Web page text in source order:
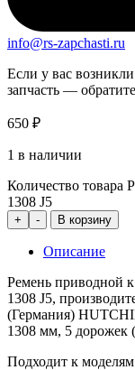
info@rs-zapchasti.ru
Если у вас
запчасть —
650 ₽
1 в наличии
Количество товара
1308 J5
+ - В корзину
Описание
Ремень приводной
1308 J5,
(Германия)
1308 мм, 5 дорожек
Подходит к